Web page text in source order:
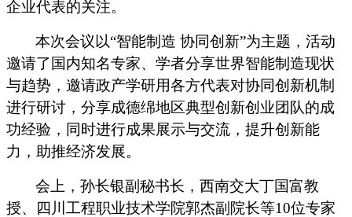
企业代表的关注。
本次会议以“智能制造 协同创新”为主题，活动
邀请了国内知名专家、学者分享世界智能制造现状
与趋势，邀请政产学研用各方代表对协同创新机制
进行研讨，分享成德绵地区典型创新创业团队的成
功经验，同时进行成果展示与交流，提升创新能
力，助推经济发展。
会上，孙长银副秘书长，西南交大丁国富教
授、四川工程职业技术学院郭杰副院长等10位专家